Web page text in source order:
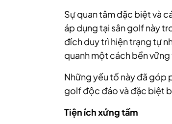
Sự quan tâm đặc biệt và
áp dụng tại sân golf này
đích duy trì hiện trạng tự
quanh một cách bền
Những yếu tố này đã góp
golf độc đáo và đặc biệt
Tiện ích xứng tầm